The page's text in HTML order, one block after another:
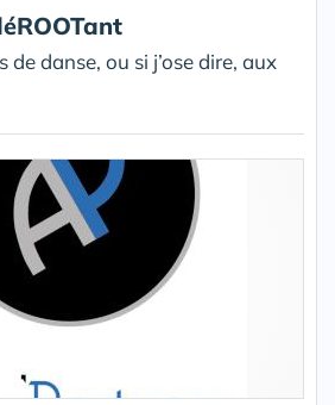
danse, ou si j’ose dire, aux